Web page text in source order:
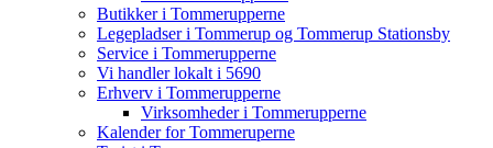
Butikker i Tommerupperne
Legepladser i Tommerup og Tommerup Stationsby
Service i Tommerupperne
Vi handler lokalt i 5690
Erhverv i Tommerupperne
Virksomheder i Tommerupperne
Kalender for Tommeruperne